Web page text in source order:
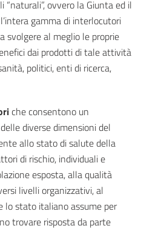
ovvero la Giunta ed il
gamma di interlocutori
svolgere al meglio le proprie
dai prodotti di tale attività
politici, enti di ricerca,
che consentono un
diverse dimensioni del
allo stato di salute della
di rischio, individuali e
esposta, alla qualità
livelli organizzativi, al
lo stato italiano assume per
trovare risposta da parte